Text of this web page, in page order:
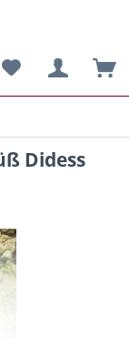
Didess